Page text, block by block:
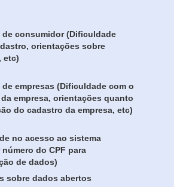
de consumidor (Dificuldade
orientações sobre
etc)
de empresas (Dificuldade com o
empresa, orientações quanto
do cadastro da empresa, etc)
no acesso ao sistema
do CPF para
de dados)
sobre dados abertos